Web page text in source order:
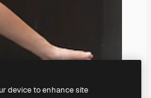
device to enhance site